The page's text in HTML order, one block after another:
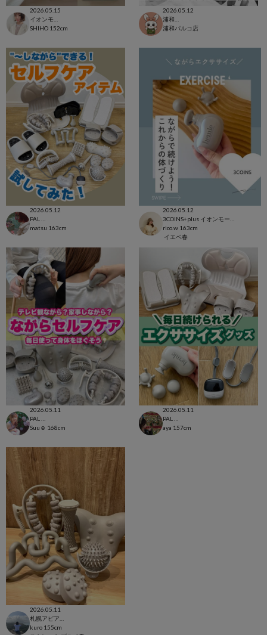
2026.05.15
SHIHO 152cm
2026.05.12
浦和パルコ店
2026.05.12
matsu 163cm
2026.05.12
rico.w 163cm
イエベ春
2026.05.11
Suu☺︎ 168cm
2026.05.11
aya 157cm
2026.05.11
kuro 155cm